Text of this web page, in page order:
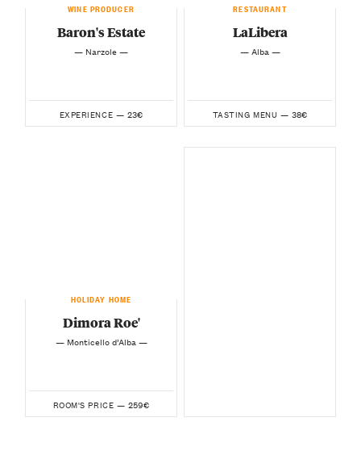
WINE PRODUCER
Baron's Estate
— Narzole —
EXPERIENCE — 23€
RESTAURANT
LaLibera
— Alba —
TASTING MENU — 38€
HOLIDAY HOME
Dimora Roe'
— Monticello d’Alba —
ROOM'S PRICE — 259€